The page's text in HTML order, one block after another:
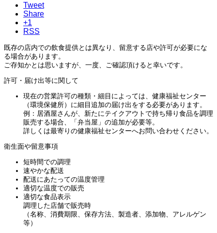
Tweet
Share
+1
RSS
既存の店内での飲食提供とは異なり、留意する店や許可が必要にな
る場合があります。
ご存知かとは思いますが、一度、ご確認頂けると幸いです。
許可・届け出等に関して
現在の営業許可の種類・細目によっては、健康福祉センター
（環境保健所）に細目追加の届け出をする必要があります。
例：居酒屋さんが、新たにテイクアウトで持ち帰り食品を調理
販売する場合、「弁当屋」の追加が必要等。
詳しくは最寄りの健康福祉センターへお問い合わせください。
衛生面や留意事項
短時間での調理
速やかな配送
配送にあたっての温度管理
適切な温度での販売
適切な食品表示
調理した店舗で販売時
（名称、消費期限、保存方法、製造者、添加物、アレルゲン
等）